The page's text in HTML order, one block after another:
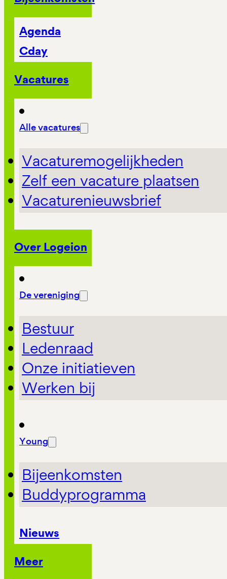
Agenda
Cday
Vacatures
Alle vacatures
Vacaturemogelijkheden
Zelf een vacature plaatsen
Vacaturenieuwsbrief
Over Logeion
De vereniging
Bestuur
Ledenraad
Onze initiatieven
Werken bij
Young
Bijeenkomsten
Buddyprogramma
Nieuws
Meer